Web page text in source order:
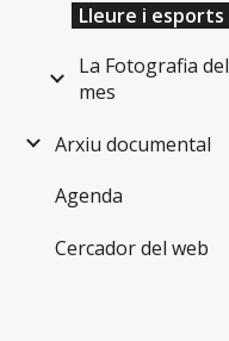
Lleure i esports
La Fotografia del
mes
Arxiu documental
Agenda
Cercador del web